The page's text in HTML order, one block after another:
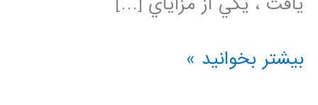
شبيه
بیشتر بخوانید »